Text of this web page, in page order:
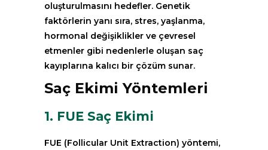
oluşturulmasını hedefler. Genetik
faktörlerin yanı sıra, stres, yaşlanma,
hormonal değişiklikler ve çevresel
etmenler gibi nedenlerle oluşan saç
kayıplarına kalıcı bir çözüm sunar.
Saç Ekimi Yöntemleri
1. FUE Saç Ekimi
FUE (Follicular Unit Extraction) yöntemi,